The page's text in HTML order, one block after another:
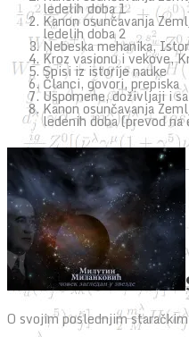
ledelih doba 1
Kanon osunčavanja
ledelih doba 2
Nebeska mehanika,
Kroz vasionu i vekove,
Spisi iz istorije nauke
Članci, govori, prepiska
Uspomene, doživljaji i
Kanon osunčavanja
ledenih doba (prevod
O svojim poslednjim